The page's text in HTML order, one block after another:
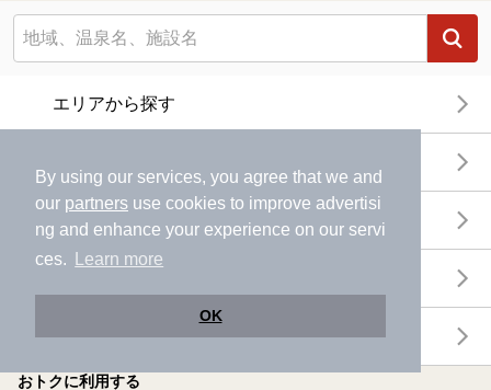
By using our services, you agree that we and
our partners use cookies to improve advertisi
ng and enhance your experience on our servi
ces.
Learn more
OK
エリアから探す
特徴から探す
関連キーワードから探す
おトクに利用する